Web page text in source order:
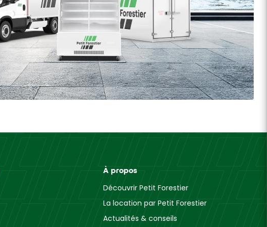
À propos
Découvrir Petit Forestier
La location par Petit Forestier
Actualités & conseils